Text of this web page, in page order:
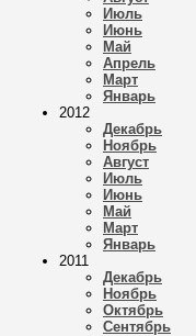
Июль
Июнь
Май
Апрель
Март
Январь
2012
Декабрь
Ноябрь
Август
Июль
Июнь
Май
Март
Январь
2011
Декабрь
Ноябрь
Октябрь
Сентябрь